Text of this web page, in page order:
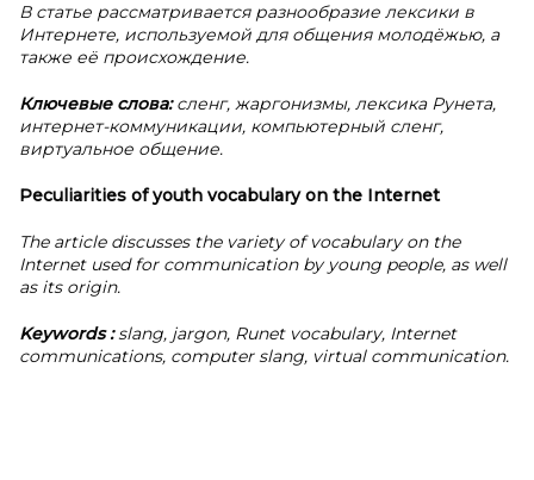
В статье рассматривается разнообразие лексики в
Интернете, используемой для общения молодёжью, а
также её происхождение.
Ключевые слова:сленг, жаргонизмы, лексика Рунета,
интернет-коммуникации, компьютерный сленг,
виртуальное общение.
Peculiarities of youth vocabulary on the Internet
The article discusses the variety of vocabulary on the
Internet used for communication by young people, as well
as its origin.
Keywords:slang, jargon, Runet vocabulary, Internet
communications, computer slang, virtual communication.